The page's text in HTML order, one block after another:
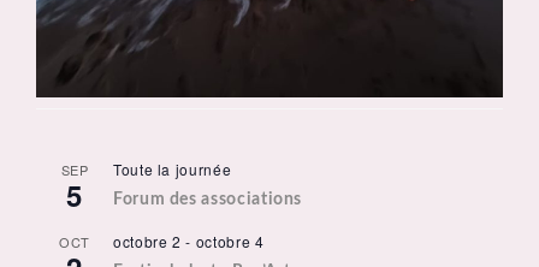
SEP
5
Toute la journée
Forum des associations
OCT octobre 2 - octobre 4